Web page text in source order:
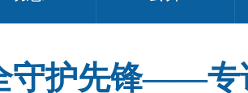
守护先锋——专